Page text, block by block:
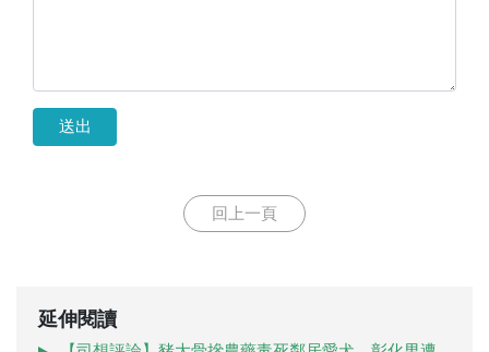
送出
回上一頁
延伸閱讀